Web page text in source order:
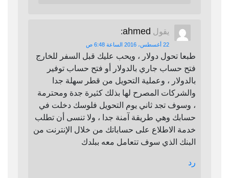
يقول ahmed
:
22 أغسطس، 2016 الساعة 6:48 ص
طبعا تحول دولار ، ويحب عليك قبل السفر للخارج
فتح حساب جاري بالدولار أو فتح حساب توفير
بالدولار ، وعملية التحويل من قطر سهلة جدا
والشركات المصرح لها بذلك كثيرة جدة ومحترمة
، وسوف تجد ثاني يوم التحويل فلوسك دخلت في
حسابك وهي طريقة آمنة جدا ، ولا تنسى أن تطلب
خدمة الاطلاع على حساباتك من خلال الإنترنت من
البنك الذي سوف تتعامل معه ببلدك
رد